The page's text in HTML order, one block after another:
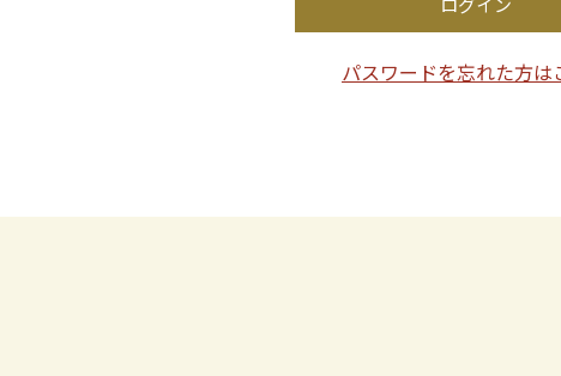
パスワードを忘れた方は